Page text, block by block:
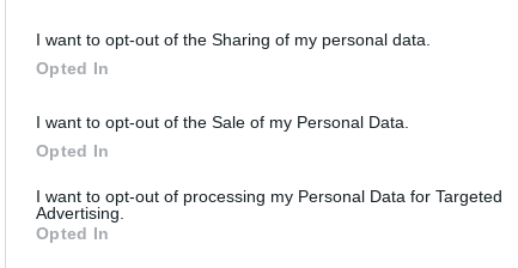
I want to opt-out of the Sharing of my personal data.
Opted In
I want to opt-out of the Sale of my Personal Data.
Opted In
I want to opt-out of processing my Personal Data for Targeted
Advertising.
Opted In